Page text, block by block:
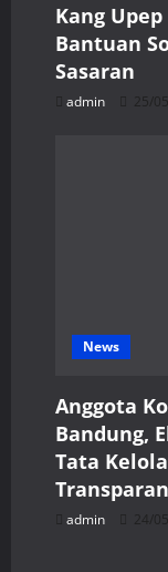
Kang
Bantuan
Sasaran
admin 25/
News
Anggota
Bandung,
Tata
admin 24/